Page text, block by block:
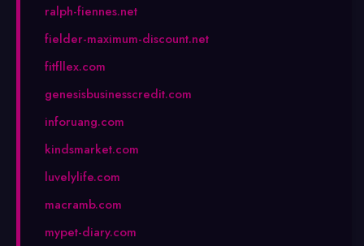
ralph-fiennes.net
fielder-maximum-discount.net
fitfllex.com
genesisbusinesscredit.com
inforuang.com
kindsmarket.com
luvelylife.com
macramb.com
mypet-diary.com